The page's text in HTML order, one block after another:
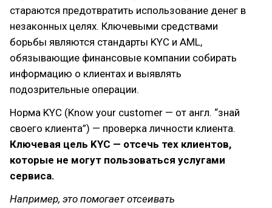
стараются предотвратить использование денег в
незаконных целях. Ключевыми средствами
борьбы являются стандарты KYC и AML,
обязывающие финансовые компании собирать
информацию о клиентах и выявлять
подозрительные операции.
Норма KYC (Know your customer — от англ. “знай
своего клиента”) — проверка личности клиента.
Ключевая цель KYC — отсечь тех клиентов,
которые не могут пользоваться услугами
сервиса.
Например, это помогает отсеивать